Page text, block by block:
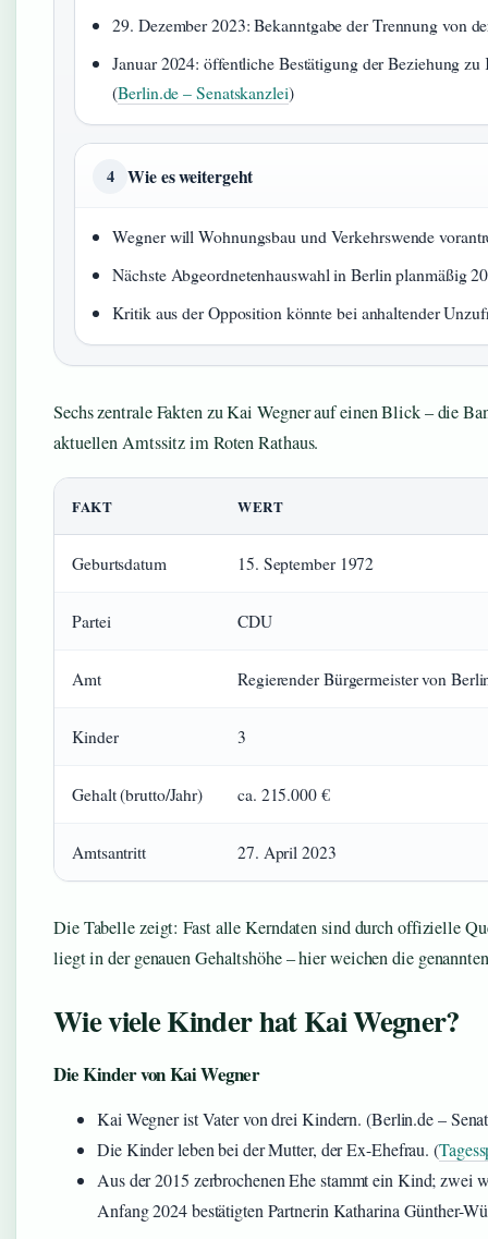
29. Dezember 2023: Bekanntgabe der Trennung von
Januar 2024: öffentliche Bestätigung der Beziehung
(Berlin.de – Senatskanzlei)
4 Wie es weitergeht
Wegner will Wohnungsbau und Verkehrswende
Nächste Abgeordnetenhauswahl in Berlin planmäßig
Kritik aus der Opposition könnte bei anhaltender
Sechs zentrale Fakten zu Kai Wegner auf einen Blick – die
aktuellen Amtssitz im Roten Rathaus.
FAKT WERT
Geburtsdatum 15. September 1972
Partei CDU
Amt Regierender Bürgermeister von
Kinder 3
Gehalt (brutto/Jahr) ca. 215.000 €
Amtsantritt 27. April 2023
Die Tabelle zeigt: Fast alle Kerndaten sind durch offizielle
liegt in der genauen Gehaltshöhe – hier weichen die
Wie viele Kinder hat Kai Wegner?
Die Kinder von Kai Wegner
Kai Wegner ist Vater von drei Kindern. (Berlin.de –
Die Kinder leben bei der Mutter, der Ex-Ehefrau. (
Aus der 2015 zerbrochenen Ehe stammt ein Kind; zwei
Anfang 2024 bestätigten Partnerin Katharina Günther-